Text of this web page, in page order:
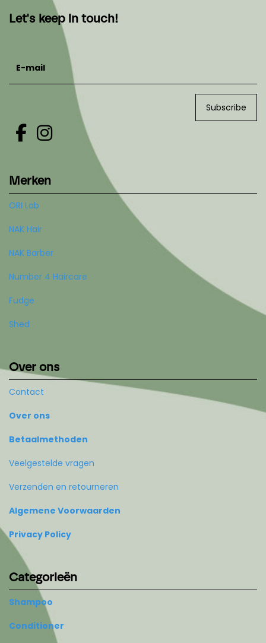
Let's keep in touch!
Subscribe
Merken
ORI Lab
NAK Hair
NAK Barber
Number 4 Haircare
Fudge
Shed
Over ons
Contact
Over ons
Betaalmethoden
Veelgestelde vragen
Verzenden en retourneren
Algemene Voorwaarden
Privacy Policy
Categorieën
Shampoo
Conditioner